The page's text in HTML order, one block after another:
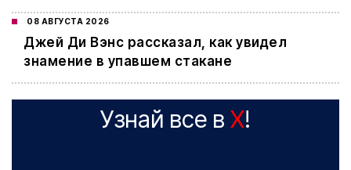
08 АВГУСТА 2026
Джей Ди Вэнс рассказал, как увидел
знамение в упавшем стакане
Узнай все в X!